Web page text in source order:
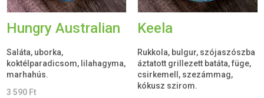
Hungry Australian
Saláta, uborka,
koktélparadicsom, lilahagyma,
marhahús.
3 590 Ft
Keela
Rukkola, bulgur, szójaszószba
áztatott grillezett batáta, füge,
csirkemell, szezámmag,
kókusz szirom.